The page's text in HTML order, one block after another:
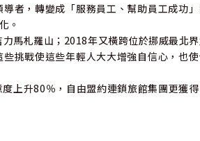
者，轉變成「服務員工、幫助員工成功
。
馬札羅山；2018年又橫跨位於挪威最北
挑戰使這些年輕人大大增強自信心，也
上升80％，自由盟約連鎖旅館集團更獲